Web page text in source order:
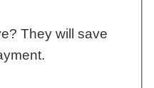
They will save